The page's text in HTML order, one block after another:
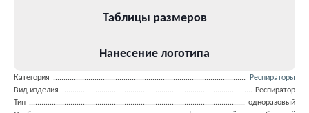
Таблицы размеров
Нанесение логотипа
Категория
Респираторы
Вид изделия
Респиратор
Тип
одноразовый